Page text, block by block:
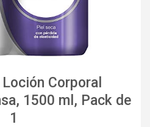
Corporal
1500 ml, Pack de
1